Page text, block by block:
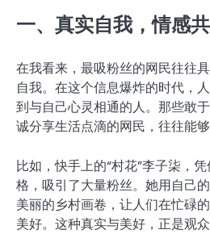
一、真实自我，情感
在我看来，最吸粉丝的网民往往
自我。在这个信息爆炸的时代，
到与自己心灵相通的人。那些敢
诚分享生活点滴的网民，往往能够
比如，快手上的“村花”李子柒，
格，吸引了大量粉丝。她用自己
美丽的乡村画卷，让人们在忙碌
美好。这种真实与美好，正是观众